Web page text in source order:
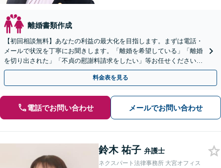
離婚書類作成
【初回相談無料】あなたの利益の最大化を目指します。まずは電話・
メールで状況を丁寧にお聞きします。「離婚を希望している」「離婚
を切り出された」「不貞の慰謝料請求をしたい」等お任せください。
【リーズナブルな料金設定】
料金表を見る
電話でお問い合わせ メールでお問い合わせ
鈴木 祐子 弁護士
ネクスパート法律事務所 大宮オフィス